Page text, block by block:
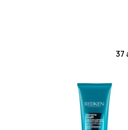
37